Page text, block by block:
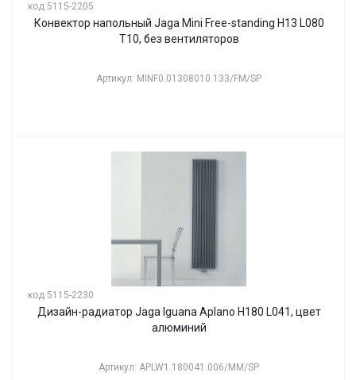
код 5115-2205
Конвектор напольный Jaga Mini Free-standing H13 L080
T10, без вентиляторов
Артикул: MINF0.01308010.133/FM/SP
код 5115-2230
Дизайн-радиатор Jaga Iguana Aplano H180 L041, цвет
алюминий
Артикул: APLW1.180041.006/MM/SP